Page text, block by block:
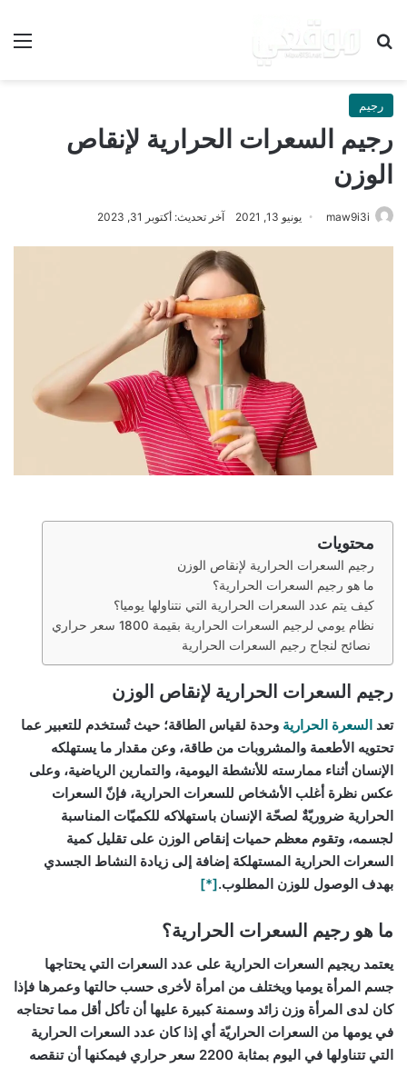
بحث عن
رجيم
رجيم السعرات الحرارية لإنقاص
الوزن
maw9i3i يونيو 13, 2021 آخر تحديث: أكتوبر 31, 2023
محتويات
رجيم السعرات الحرارية لإنقاص الوزن
ما هو رجيم السعرات الحرارية؟
كيف يتم عدد السعرات الحرارية التي نتناولها يوميا؟
نظام يومي لرجيم السعرات الحرارية بقيمة 1800 سعر حراري
نصائح لنجاح رجيم السعرات الحرارية
رجيم السعرات الحرارية لإنقاص الوزن
تعد السعرة الحرارية وحدة لقياس الطاقة؛ حيث تُستخدم للتعبير عما
تحتويه الأطعمة والمشروبات من طاقة، وعن مقدار ما يستهلكه
الإنسان أثناء ممارسته للأنشطة اليومية، والتمارين الرياضية، وعلى
عكس نظرة أغلب الأشخاص للسعرات الحرارية، فإنّ السعرات
الحرارية ضروريّةٌ لصحّة الإنسان باستهلاكه للكميّات المناسبة
لجسمه، وتقوم معظم حميات إنقاص الوزن على تقليل كمية
السعرات الحرارية المستهلكة إضافة إلى زيادة النشاط الجسدي
بهدف الوصول للوزن المطلوب.[*]
ما هو رجيم السعرات الحرارية؟
يعتمد ريجيم السعرات الحرارية على عدد السعرات التي يحتاجها
جسم المرأة يوميا ويختلف من امرأة لأخرى حسب حالتها وعمرها فإذا
كان لدى المرأة وزن زائد وسمنة كبيرة عليها أن تأكل أقل مما تحتاجه
في يومها من السعرات الحراريّة أي إذا كان عدد السعرات الحرارية
التي تتناولها في اليوم بمثابة 2200 سعر حراري فيمكنها أن تنقصه